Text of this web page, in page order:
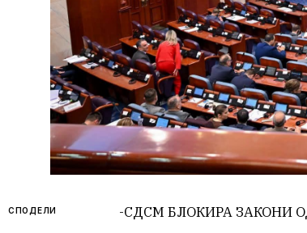
СПОДЕЛИ -СДСМ БЛОКИРА ЗАКОНИ